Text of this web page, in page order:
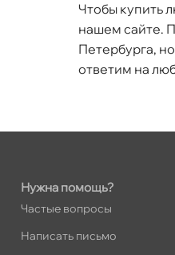
Чтобы купить
нашем сайте.
Петербурга,
ответим на
Нужна помощь?
Частые вопросы
Написать письмо